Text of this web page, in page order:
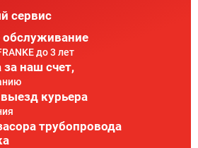
сервис
обслуживание
до 3 лет
наш счет,
курьера
трубопровода